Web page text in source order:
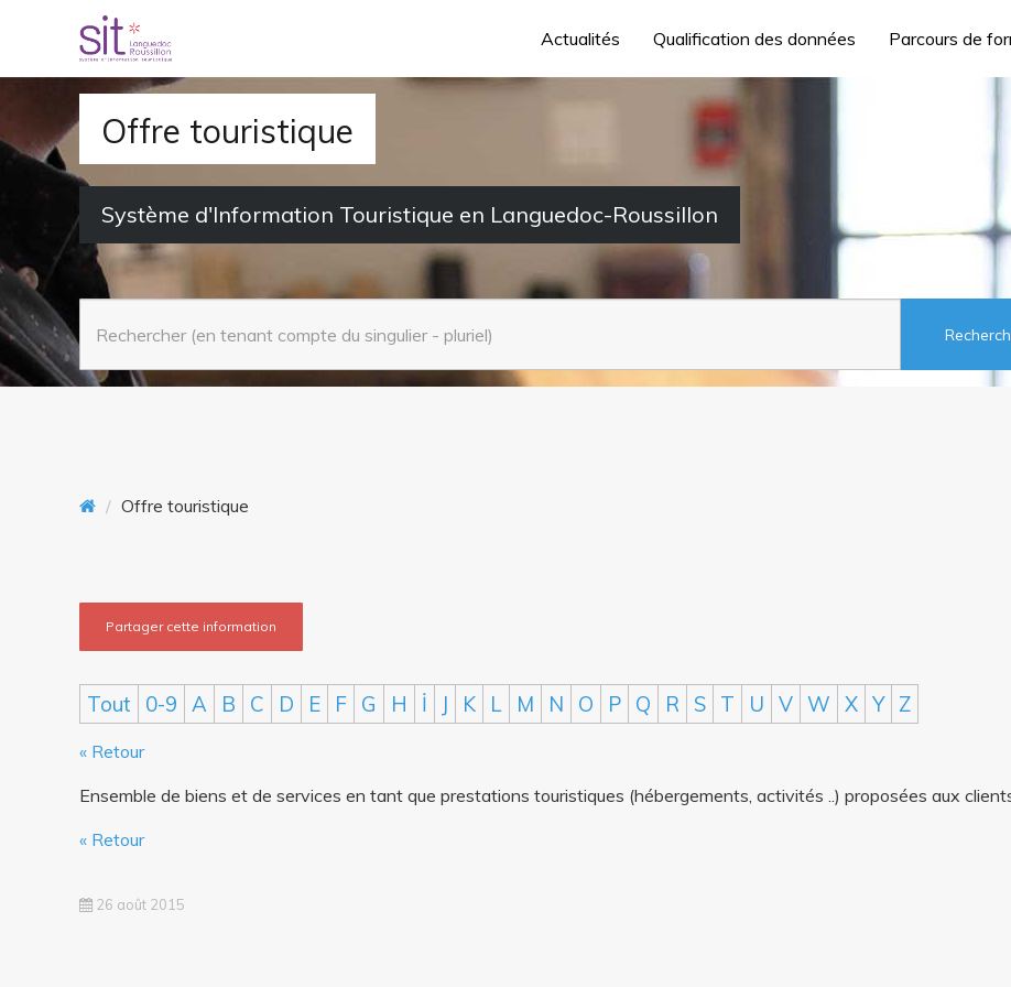
i
t
i
n
c
o
Actualités Qualification des données Parcours de
Offre touristique
Système d'Information Touristique en Languedoc-Roussillon
Offre touristique
Partager cette information
Tout 0-9 A B C D E F G H İ J K L M N O P Q R S T U V W X Y Z
« Retour
Ensemble de biens et de services en tant que prestations touristiques (hébergements, activités ..) proposées aux
« Retour
26 août 2015